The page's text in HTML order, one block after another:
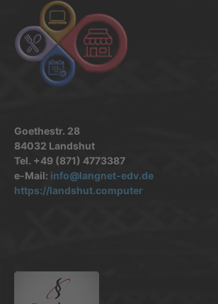
Goethestr. 28
84032 Landshut
Tel. +49 (871) 4773387
e-Mail: info@langnet-edv.de
https://landshut.computer